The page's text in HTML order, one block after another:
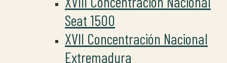
Seat 1500
XVII Concentración Nacional
Extremadura